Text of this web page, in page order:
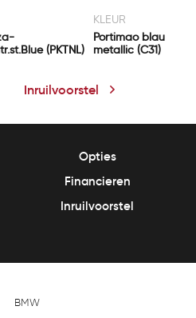
(PKTNL)
KLEUR
Portimao blau
metallic (C31)
Inruilvoorstel
Opties
Financieren
Inruilvoorstel
BMW